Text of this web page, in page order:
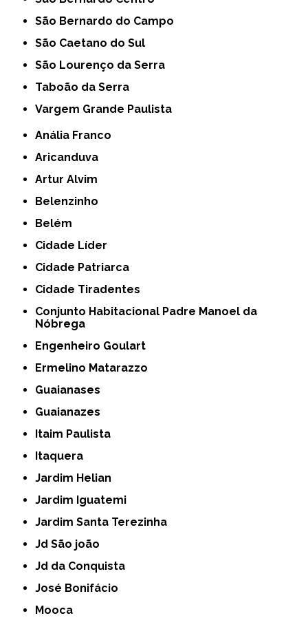
São Bernardo do Campo
São Caetano do Sul
São Lourenço da Serra
Taboão da Serra
Vargem Grande Paulista
Anália Franco
Aricanduva
Artur Alvim
Belenzinho
Belém
Cidade Líder
Cidade Patriarca
Cidade Tiradentes
Conjunto Habitacional Padre Manoel da
Nóbrega
Engenheiro Goulart
Ermelino Matarazzo
Guaianases
Guaianazes
Itaim Paulista
Itaquera
Jardim Helian
Jardim Iguatemi
Jardim Santa Terezinha
Jd São joão
Jd da Conquista
José Bonifácio
Mooca